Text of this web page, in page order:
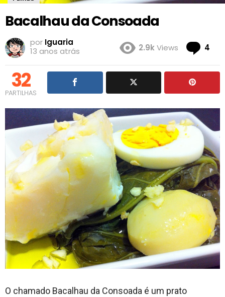
Bacalhau da Consoada
por Iguaria
13 anos atrás
2.9kViews 4
32
PARTILHAS
O chamado Bacalhau da Consoada é um prato